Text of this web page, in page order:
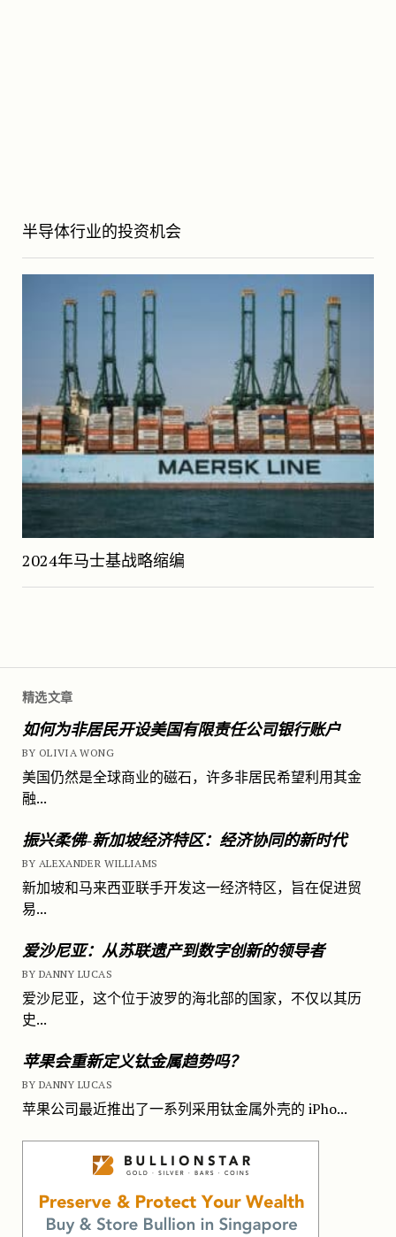
精选文章
如何为非居民开设美国有限责任公司银行账户
BY OLIVIA WONG
美国仍然是全球商业的磁石，许多非居民希望利用其金
融...
振兴柔佛-新加坡经济特区：经济协同的新时代
BY ALEXANDER WILLIAMS
新加坡和马来西亚联手开发这一经济特区，旨在促进贸
易...
爱沙尼亚：从苏联遗产到数字创新的领导者
BY DANNY LUCAS
爱沙尼亚，这个位于波罗的海北部的国家，不仅以其历
史...
苹果会重新定义钛金属趋势吗？
BY DANNY LUCAS
苹果公司最近推出了一系列采用钛金属外壳的 iPho...
半导体行业的投资机会
2024年马士基战略缩编